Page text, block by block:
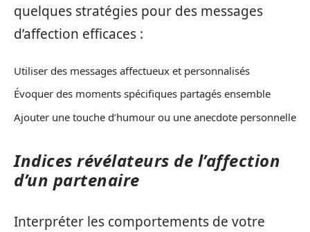
quelques stratégies pour des messages
d’affection efficaces :
Utiliser des messages affectueux et personnalisés
Évoquer des moments spécifiques partagés ensemble
Ajouter une touche d’humour ou une anecdote personnelle
Indices révélateurs de l’affection
d’un partenaire
Interpréter les comportements de votre